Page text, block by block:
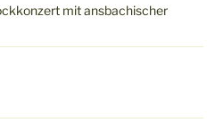
mit ansbachischer